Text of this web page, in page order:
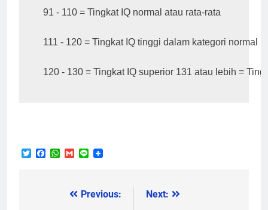
91 - 110 = Tingkat IQ normal atau rata-rata
111 - 120 = Tingkat IQ tinggi dalam kategori normal
120 - 130 = Tingkat IQ superior 131 atau lebih =
TwitterFacebook
WhatsApp
GmailLine
Previous:
Next: